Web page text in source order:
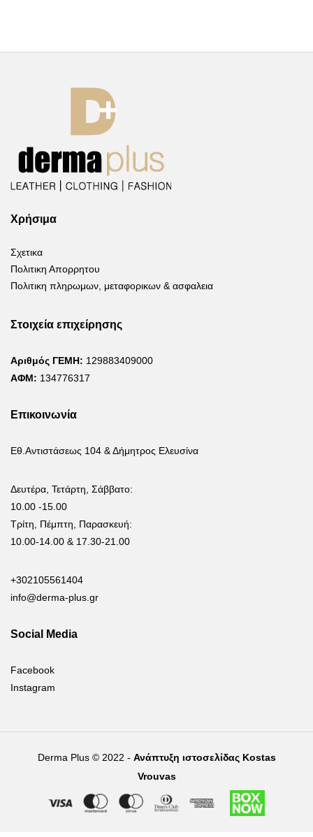
Χρήσιμα
Σχετικα
Πολιτικη Απορρητου
Πολιτικη πληρωμων, μεταφορικων & ασφαλεια
Στοιχεία επιχείρησης
Αριθμός ΓΕΜΗ: 129883409000
ΑΦΜ: 134776317
Επικοινωνία
Εθ.Αντιστάσεως 104 & Δήμητρος Ελευσίνα
Δευτέρα, Τετάρτη, Σάββατο:
10.00 -15.00
Τρίτη, Πέμπτη, Παρασκευή:
10.00-14.00 & 17.30-21.00
+302105561404
info@derma-plus.gr
Social Media
Facebook
Instagram
Derma Plus © 2022 - Ανάπτυξη ιστοσελίδας Kostas
Vrouvas